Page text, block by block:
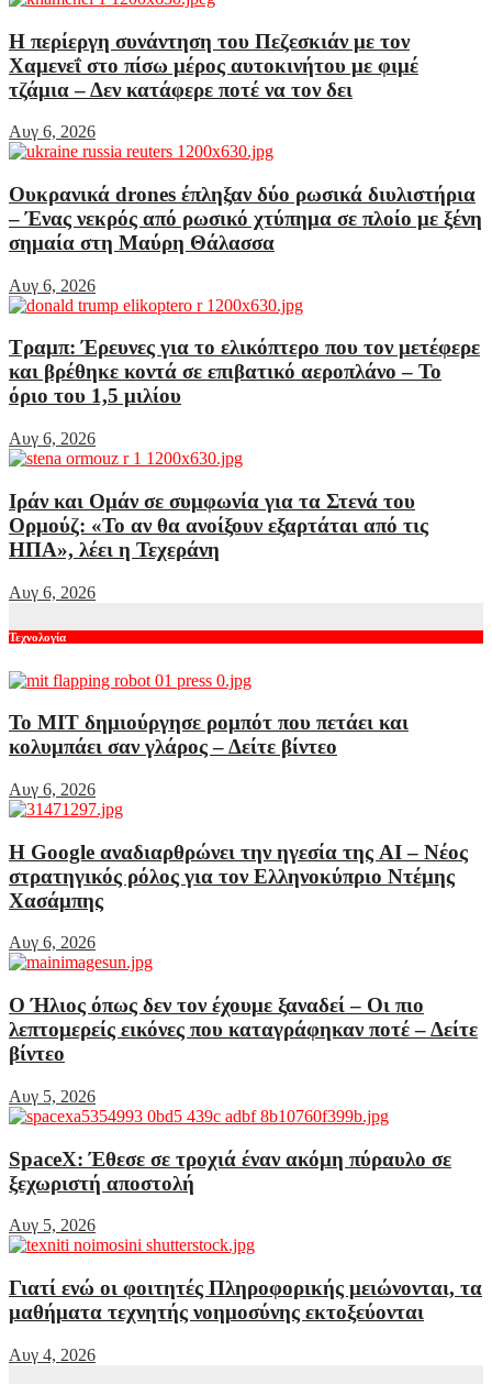
Η περίεργη συνάντηση του Πεζεσκιάν με τον
Χαμενεΐ στο πίσω μέρος αυτοκινήτου με φιμέ
τζάμια – Δεν κατάφερε ποτέ να τον δει
Αυγ 6, 2026
Ουκρανικά drones έπληξαν δύο ρωσικά διυλιστήρια
– Ένας νεκρός από ρωσικό χτύπημα σε πλοίο με ξένη
σημαία στη Μαύρη Θάλασσα
Αυγ 6, 2026
Τραμπ: Έρευνες για το ελικόπτερο που τον μετέφερε
και βρέθηκε κοντά σε επιβατικό αεροπλάνο – Το
όριο του 1,5 μιλίου
Αυγ 6, 2026
Ιράν και Ομάν σε συμφωνία για τα Στενά του
Ορμούζ: «Το αν θα ανοίξουν εξαρτάται από τις
ΗΠΑ», λέει η Τεχεράνη
Αυγ 6, 2026
Τεχνολογία
Το MIT δημιούργησε ρομπότ που πετάει και
κολυμπάει σαν γλάρος – Δείτε βίντεο
Αυγ 6, 2026
Η Google αναδιαρθρώνει την ηγεσία της AI – Νέος
στρατηγικός ρόλος για τον Ελληνοκύπριο Ντέμης
Χασάμπης
Αυγ 6, 2026
Ο Ήλιος όπως δεν τον έχουμε ξαναδεί – Οι πιο
λεπτομερείς εικόνες που καταγράφηκαν ποτέ – Δείτε
βίντεο
Αυγ 5, 2026
SpaceX: Έθεσε σε τροχιά έναν ακόμη πύραυλο σε
ξεχωριστή αποστολή
Αυγ 5, 2026
Γιατί ενώ οι φοιτητές Πληροφορικής μειώνονται, τα
μαθήματα τεχνητής νοημοσύνης εκτοξεύονται
Αυγ 4, 2026